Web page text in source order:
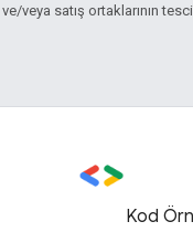
veya satış ortaklarının
Kod